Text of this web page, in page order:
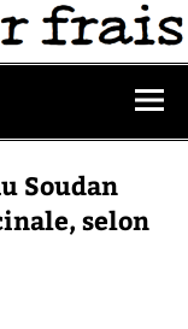
Soudan
selon